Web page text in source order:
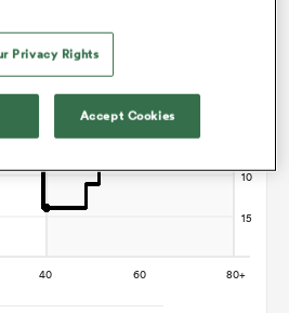
Privacy Rights
Accept Cookies